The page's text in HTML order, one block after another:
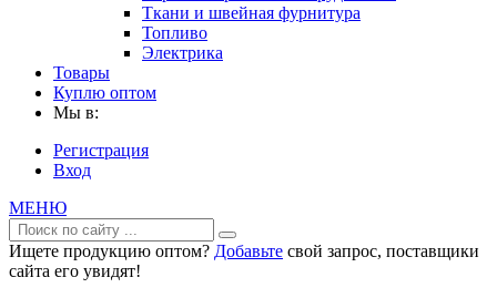
Ткани и швейная фурнитура
Топливо
Электрика
Товары
Куплю оптом
Мы в:
Регистрация
Вход
МЕНЮ
Ищете продукцию оптом? Добавьте свой запрос, поставщики
сайта его увидят!